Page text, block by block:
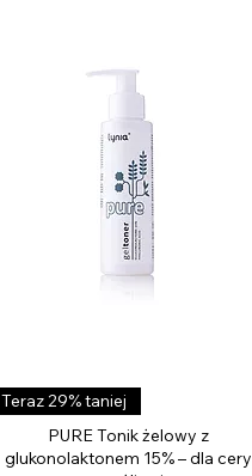
Podgląd
Teraz 29% taniej
PURE Tonik żelowy z
glukonolaktonem 15% – dla cery